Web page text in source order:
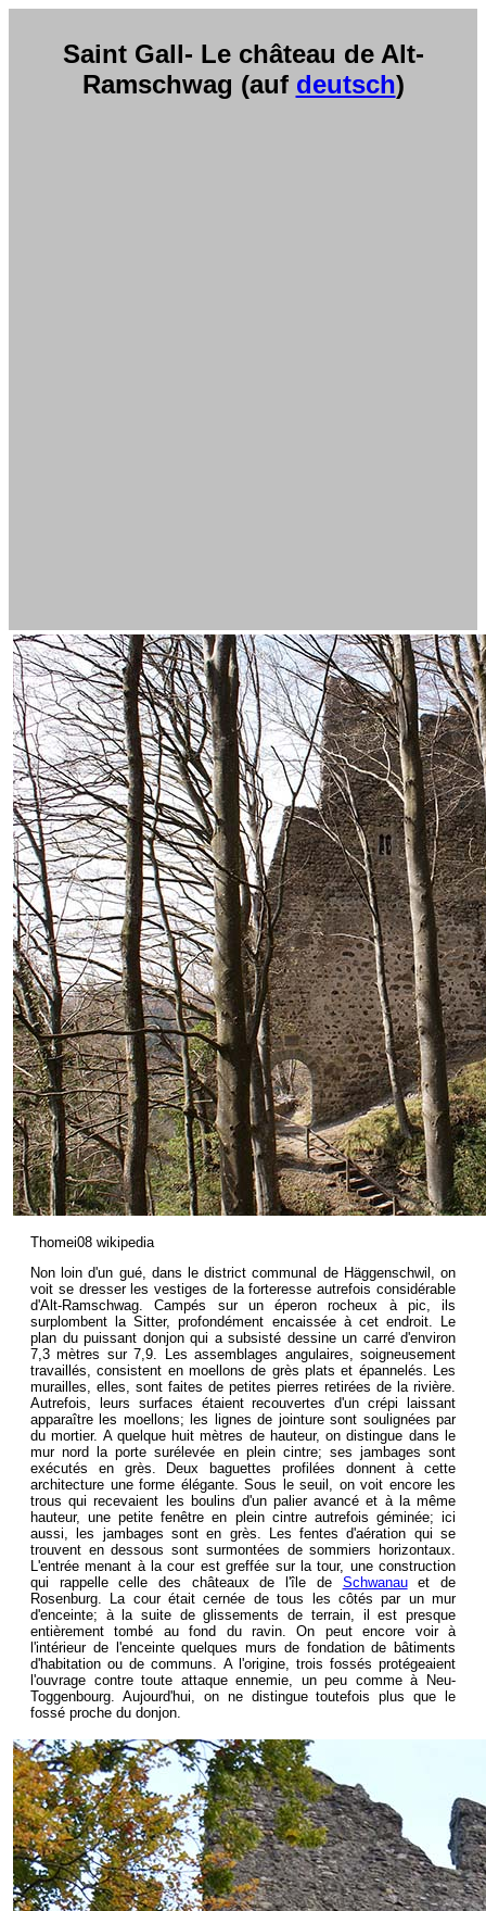
Saint Gall- Le château de Alt-
Ramschwag (auf deutsch)
Thomei08 wikipedia
Non loin d'un gué, dans le district communal de Häggenschwil, on
voit se dresser les vestiges de la forteresse autrefois considérable
d'Alt-Ramschwag. Campés sur un éperon rocheux à pic, ils
surplombent la Sitter, profondément encaissée à cet endroit. Le
plan du puissant donjon qui a subsisté dessine un carré d'environ
7,3 mètres sur 7,9. Les assemblages angulaires, soigneusement
travaillés, consistent en moellons de grès plats et épannelés. Les
murailles, elles, sont faites de petites pierres retirées de la rivière.
Autrefois, leurs surfaces étaient recouvertes d'un crépi laissant
apparaître les moellons; les lignes de jointure sont soulignées par
du mortier. A quelque huit mètres de hauteur, on distingue dans le
mur nord la porte surélevée en plein cintre; ses jambages sont
exécutés en grès. Deux baguettes profilées donnent à cette
architecture une forme élégante. Sous le seuil, on voit encore les
trous qui recevaient les boulins d'un palier avancé et à la même
hauteur, une petite fenêtre en plein cintre autrefois géminée; ici
aussi, les jambages sont en grès. Les fentes d'aération qui se
trouvent en dessous sont surmontées de sommiers horizontaux.
L'entrée menant à la cour est greffée sur la tour, une construction
qui rappelle celle des châteaux de l'île de Schwanauet de
Rosenburg. La cour était cernée de tous les côtés par un mur
d'enceinte; à la suite de glissements de terrain, il est presque
entièrement tombé au fond du ravin. On peut encore voir à
l'intérieur de l'enceinte quelques murs de fondation de bâtiments
d'habitation ou de communs. A l'origine, trois fossés protégeaient
l'ouvrage contre toute attaque ennemie, un peu comme à Neu-
Toggenbourg. Aujourd'hui, on ne distingue toutefois plus que le
fossé proche du donjon.